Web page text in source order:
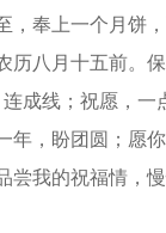
奉上一个月饼
八月十五前。保
成线；祝愿，
，盼团圆；愿
尝我的祝福情，